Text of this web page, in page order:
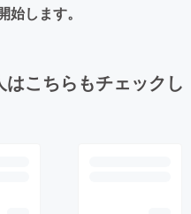
始します。
こちらもチェックし